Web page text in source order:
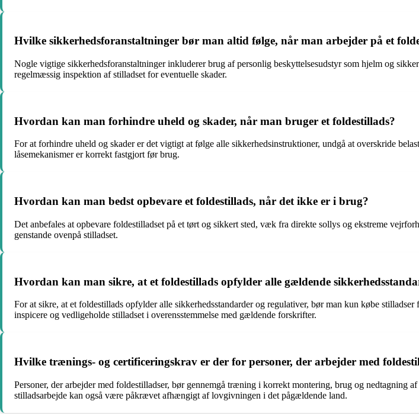
Hvilke sikkerhedsforanstaltninger bør man altid følge, når man arbejder på et
Nogle vigtige sikkerhedsforanstaltninger inkluderer brug af personlig beskyttelsesudstyr som hjelm og
regelmæssig inspektion af stilladset for eventuelle skader.
Hvordan kan man forhindre uheld og skader, når man bruger et foldestillads?
For at forhindre uheld og skader er det vigtigt at følge alle sikkerhedsinstruktioner, undgå at overskride
låsemekanismer er korrekt fastgjort før brug.
Hvordan kan man bedst opbevare et foldestillads, når det ikke er i brug?
Det anbefales at opbevare foldestilladset på et tørt og sikkert sted, væk fra direkte sollys og ekstreme
genstande ovenpå stilladset.
Hvordan kan man sikre, at et foldestillads opfylder alle gældende
For at sikre, at et foldestillads opfylder alle sikkerhedsstandarder og regulativer, bør man kun købe
inspicere og vedligeholde stilladset i overensstemmelse med gældende forskrifter.
Hvilke trænings- og certificeringskrav er der for personer, der arbejder med
Personer, der arbejder med foldestilladser, bør gennemgå træning i korrekt montering, brug og nedtagning
stilladsarbejde kan også være påkrævet afhængigt af lovgivningen i det pågældende land.